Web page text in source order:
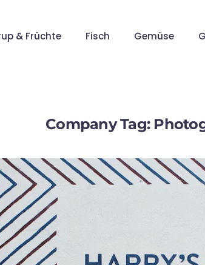
& Früchte Fisch Gemüse
Company Tag: